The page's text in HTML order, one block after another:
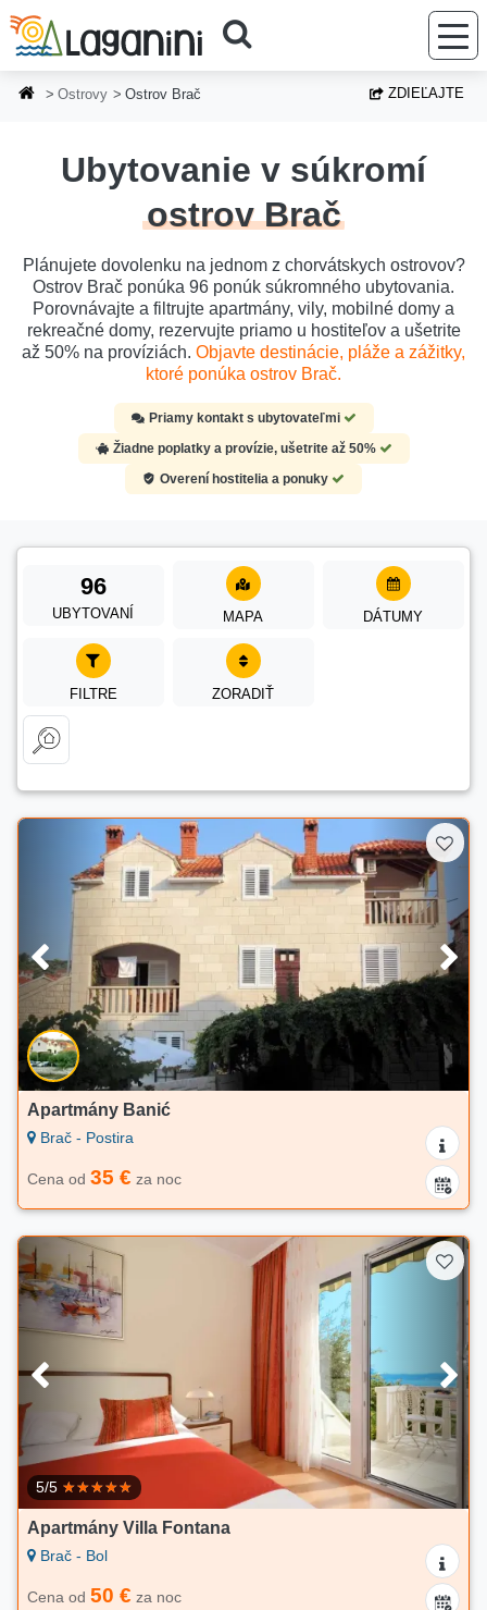
Prejsť na hlavný obsah
Ostrovy Ostrov Brač ZDIEĽAJTE
Ubytovanie v súkromí
ostrov Brač
Plánujete dovolenku na jednom z chorvátskych ostrovov?
Ostrov Brač ponúka 96 ponúk súkromného ubytovania.
Porovnávajte a filtrujte apartmány, vily, mobilné domy a
rekreačné domy, rezervujte priamo u hostiteľov a ušetrite
až 50% na províziách. Objavte destinácie, pláže a zážitky,
ktoré ponúka ostrov Brač.
Priamy kontakt s ubytovateľmi
Žiadne poplatky a provízie, ušetrite až 50%
Overení hostitelia a ponuky
96
UBYTOVANÍ MAPA DÁTUMY
FILTRE ZORADIŤ
Apartmány Banić
Brač - Postira
Cena od 35 € za noc
5/5
Apartmány Villa Fontana
Brač - Bol
Cena od 50 € za noc